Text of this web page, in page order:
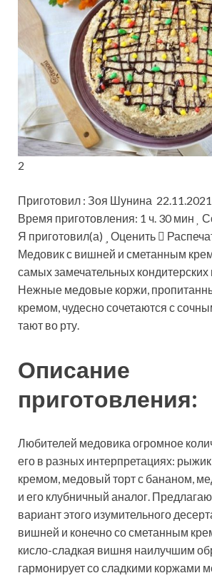
2
Приготовил : Зоя Шунина 22.11.2021
Время приготовления: 1 ч. 30 мин
Я приготовил(а)
Оценить
Медовик с вишней и сметанным
самых замечательных
Нежные медовые коржи,
кремом, чудесно сочетаются с
тают во рту.
Описание
приготовления:
Любителей медовика огромное
его в разных интерпретациях:
кремом, медовый торт с бананом,
и его клубничный аналог.
вариант этого изумительного
вишней и конечно со сметанным
кисло-сладкая вишня наилучшим
гармонирует со сладкими коржами